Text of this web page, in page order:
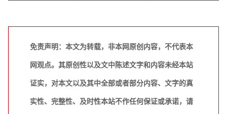
免责声明：本文为转载，非本网原创内容，不代表本
网观点。其原创性以及文中陈述文字和内容未经本站
证实，对本文以及其中全部或者部分内容、文字的真
实性、完整性、及时性本站不作任何保证或承诺，请